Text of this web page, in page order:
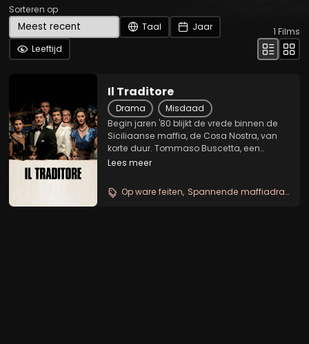
Sorteren op
Taal
Jaar
Leeftijd
1 Films
Il Traditore
Drama
Misdaad
Begin jaren '80 blijkt de vrede binnen de
Siciliaanse maffia, de Cosa Nostra, van
korte duur. Tommaso Buscetta, een
hooggeplaatst lid van de Cosa Nostra
vertrouwelingen één voor één vermoord.
Wanneer...
Lees meer
Op ware feiten Spannende maffiadrama